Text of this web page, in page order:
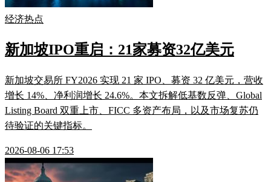
经济热点
新加坡IPO重启：21家募资32亿美元
新加坡交易所 FY2026 实现 21 家 IPO、募资 32 亿美元，营收
增长 14%、净利润增长 24.6%。本文拆解低基数反弹、Global
Listing Board 双重上市、FICC 多资产布局，以及市场复苏仍
待验证的关键指标。
2026-08-06 17:53